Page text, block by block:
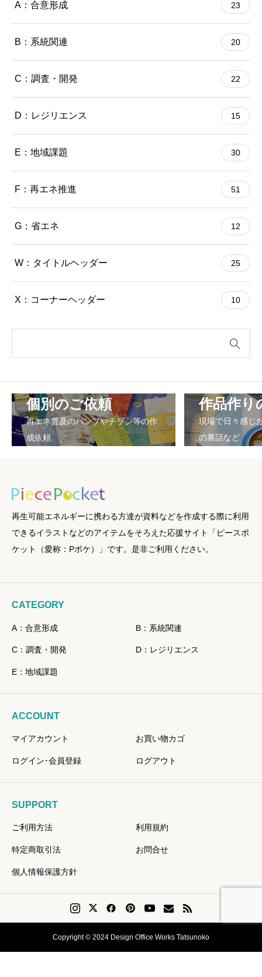
A：合意形成 23
B：系統関連 20
C：調査・開発 22
D：レジリエンス 15
E：地域課題 30
F：再エネ推進 51
G：省エネ 12
W：タイトルヘッダー 25
X：コーナーヘッダー 10
個別のご依頼
再エネ普及のパンフやチラシ等の作
成依頼
作品作り
現場で日々感じ
の裏話など
再生可能エネルギーに携わる方達が資料などを作成する際に利用
できるイラストなどのアイテムをそろえた応援サイト「ピースポ
ケット（愛称：Pポケ）」です。是非ご利用ください。
CATEGORY
A：合意形成 B：系統関連
C：調査・開発 D：レジリエンス
E：地域課題
ACCOUNT
マイアカウント お買い物カゴ
ログイン･会員登録 ログアウト
SUPPORT
ご利用方法 利用規約
特定商取引法 お問合せ
個人情報保護方針
Copyright © 2024 Design Office Works Tatsunoko